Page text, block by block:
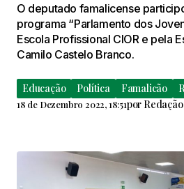
O deputado famalicense
programa “Parlamento dos
Escola Profissional CIOR e pela
Camilo Castelo Branco.
Educação Política Famalicão
18 de Dezembro 2022, 18:51por Redação